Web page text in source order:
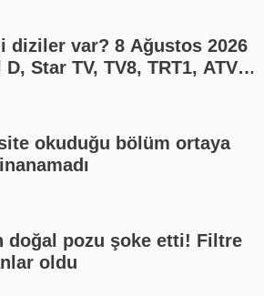
diziler var? 8 Ağustos 2026
Star TV, TV8, TRT1, ATV
okuduğu bölüm ortaya
doğal pozu şoke etti! Filtre
oldu